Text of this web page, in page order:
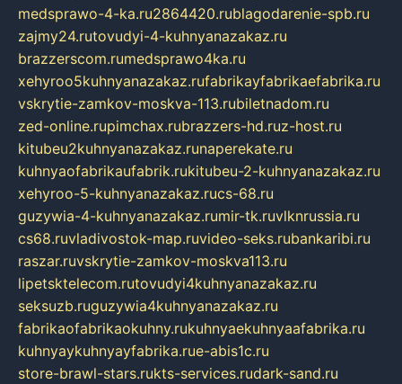
medsprawo-4-ka.ru2864420.rublagodarenie-spb.ru
zajmy24.rutovudyi-4-kuhnyanazakaz.ru
brazzerscom.rumedsprawo4ka.ru
xehyroo5kuhnyanazakaz.rufabrikayfabrikaefabrika.ru
vskrytie-zamkov-moskva-113.rubiletnadom.ru
zed-online.rupimchax.rubrazzers-hd.ruz-host.ru
kitubeu2kuhnyanazakaz.runaperekate.ru
kuhnyaofabrikaufabrik.rukitubeu-2-kuhnyanazakaz.ru
xehyroo-5-kuhnyanazakaz.rucs-68.ru
guzywia-4-kuhnyanazakaz.rumir-tk.ruvlknrussia.ru
cs68.ruvladivostok-map.ruvideo-seks.rubankaribi.ru
raszar.ruvskrytie-zamkov-moskva113.ru
lipetsktelecom.rutovudyi4kuhnyanazakaz.ru
seksuzb.ruguzywia4kuhnyanazakaz.ru
fabrikaofabrikaokuhny.rukuhnyaekuhnyaafabrika.ru
kuhnyaykuhnyayfabrika.rue-abis1c.ru
store-brawl-stars.rukts-services.rudark-sand.ru